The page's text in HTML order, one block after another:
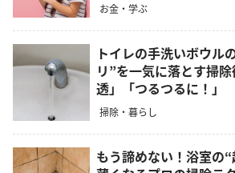
お金・学ぶ
トイレの手洗いボウル
リ”を一気に落とす掃
透」「つるつるに！」
掃除・暮らし
もう諦めない！浴室の